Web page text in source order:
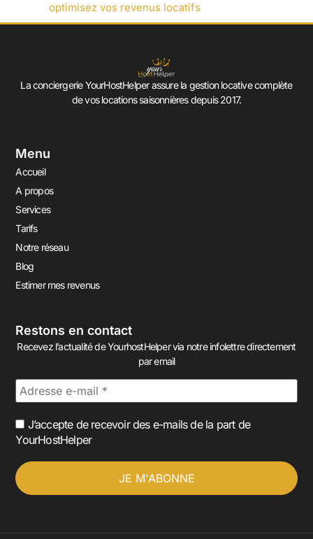
optimisez vos revenus locatifs
La conciergerie YourHostHelper assure la gestion locative complète
de vos locations saisonnières depuis 2017.
Menu
Accueil
A propos
Services
Tarifs
Notre réseau
Blog
Estimer mes revenus
Restons en contact
Recevez l’actualité de YourhostHelper via notre infolettre directement
par email
J’accepte de recevoir des e-mails de la part de
YourHostHelper